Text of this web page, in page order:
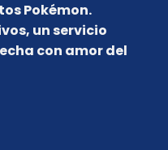
Pokémon.
un servicio
con amor del